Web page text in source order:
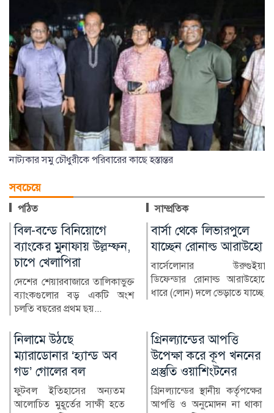
নাট্যকার সমু চৌধুরীকে পরিবারের কাছে হস্তান্তর
সবচেয়ে
পঠিত সাম্প্রতিক
বার্সা থেকে লিভারপুলে
যাচ্ছেন রোনাল্ড আরাউহো
বার্সেলোনার উরুগুইয়ান
ডিফেন্ডার রোনাল্ড আরাউহোকে
ধারে (লোন) দলে ভেড়াতে যাচ্ছে...
চিকিৎসক নিরাপদ
থাকলেই বদলাবে
স্বাস্থ্যসেবার চিত্র
বাংলাদেশের স্বাস্থ্য খাতে গত
কয়েক দশকে উল্লেখযোগ্য
গ্রিনল্যান্ডের আপত্তি
উপেক্ষা করে কূপ খননের
প্রস্তুতি ওয়াশিংটনের
গ্রিনল্যান্ডের স্থানীয় কর্তৃপক্ষের
আপত্তি ও অনুমোদন না থাকা
রাশিয়া-ইউক্রেন
পাল্টাপাল্টি হামলায়
নিহত ৩, আহত ১০
রাশিয়া ও ইউক্রেনের মধ্যে
শনিবার রাতভর পাল্টাপাল্টি